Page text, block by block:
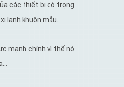
các thiết bị có trọng
lanh khuôn mẫu.
mạnh chính vì thế nó